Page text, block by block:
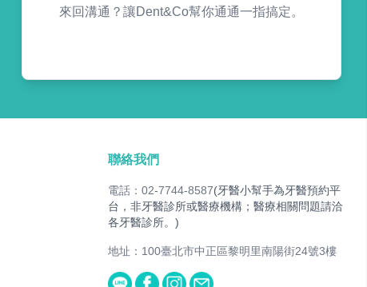
來回溝通？讓Dent&Co幫你通通一指搞定。
聯絡我們
電話：02-7744-8587(牙醫小幫手為牙醫預約平
台，非牙醫診所或醫療機構；醫療相關問題請洽
各牙醫診所。)
地址：100臺北市中正區黎明里南陽街24號3樓